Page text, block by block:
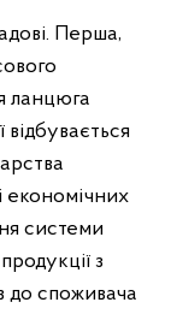
Перша,
ланцюга
економічних
системи
з
до споживача